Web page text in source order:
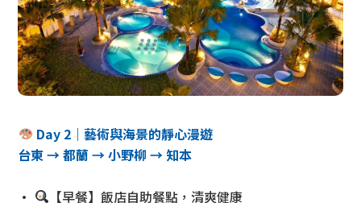
Day 2｜藝術與海景的靜心漫遊
台東 → 都蘭 → 小野柳 → 知本
•
【早餐】飯店自助餐點，清爽健康